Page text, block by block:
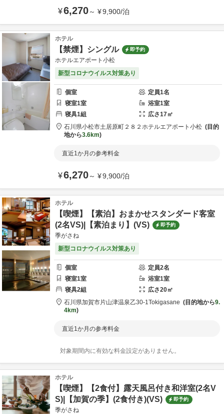
¥6,270～ ¥9,900/泊
ホテル
【禁煙】シングル 即予約
ホテルエアポート小松
新型コロナウイルス対策あり
個室 定員1名
寝室1室 浴室1室
寝具1組 広さ17㎡
石川県小松市土居原町２８２ ホテルエアポート小松
目的
地から3.6km
直近1か月の参考料金
¥6,270～ ¥9,900/泊
ホテル
【喫煙】【素泊】おまかせスタンダード客室
(2名VS)|【素泊まり】(VS)
即予約
季がさね
新型コロナウイルス対策あり
個室 定員2名
寝室1室 浴室1室
寝具2組 広さ20㎡
石川県加賀市片山津温泉乙30-1Tokigasane 目的地から9.
4km
直近1か月の参考料金
対象期間内に有効な料金設定がありません。
ホテル
【喫煙】【2食付】露天風呂付き和洋室(2名V
S)|【加賀の季】(2食付き)(VS)
即予約
季がさね